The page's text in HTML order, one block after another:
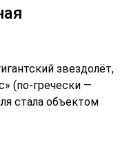
звездолёт,
(по-гречески —
стала объектом